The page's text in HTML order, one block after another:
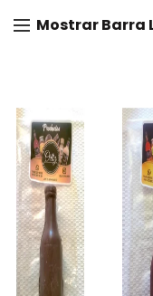
Mostrar Barra